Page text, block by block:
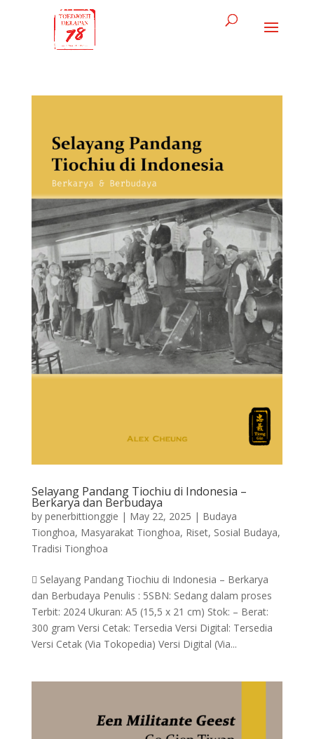
Selayang Pandang Tiochiu di Indonesia –
Berkarya dan Berbudaya
by penerbittionggie | May 22, 2025 | Budaya
Tionghoa, Masyarakat Tionghoa, Riset, Sosial Budaya,
Tradisi Tionghoa
 Selayang Pandang Tiochiu di Indonesia – Berkarya
dan Berbudaya Penulis : 5SBN: Sedang dalam proses
Terbit: 2024 Ukuran: A5 (15,5 x 21 cm) Stok: – Berat:
300 gram Versi Cetak: Tersedia Versi Digital: Tersedia
Versi Cetak (Via Tokopedia) Versi Digital (Via...